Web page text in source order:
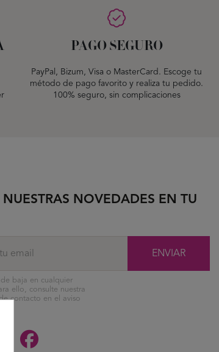
PAGO SEGURO
PayPal, Bizum, Visa o MasterCard. Escoge tu
método de pago favorito y realiza tu pedido.
100% seguro, sin complicaciones
NUESTRAS NOVEDADES EN TU
ENVIAR
de baja en cualquier
ello, consulte nuestra
contacto en el aviso